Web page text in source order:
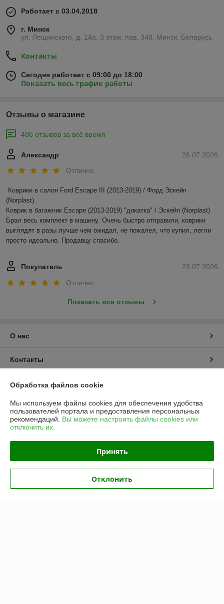
Работает с 03.04.2018
г. Минск
ул. Лещинского, д. 14а, 3 этаж, пав. 348, Минск, Беларусь
Контакты
Сегодня работает с 09:00 до 18:00
Показать весь график работы
Отзывы о магазине
486 отзывов за всё время
26.07.2026
Александр
Отлично
Коврики в салон Ford Escape III (2013-2019) / Форд Эскейп
(Norplast).
Коврик в багажник Escape (2013-2019) "докатка" / Эскейп (Norplast)
Брал весь комплект в машину. Очень быстро отправили, коврики
выглядят в разы лучше чем ожидал, не пожалел, что купил, легли
просто идеально. Продавцу спасибо.
23.07.2026
Покупатель
Отлично
Показать все отзывы
О нас
Контакты
Доставка и оплата
График работы
Полная версия сайта
Политика обработки cookies
Сайт создан на платформе Deal.by
Обработка файлов cookie
Мы используем файлы cookies для обеспечения удобства
пользователей портала и предоставления персональных
рекомендаций. Вы можете настроить файлы cookies или
отключить их.
Принять
Отклонить